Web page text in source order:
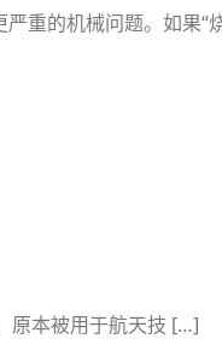
重的机械问题。如果“
原本被用于航天技 […]